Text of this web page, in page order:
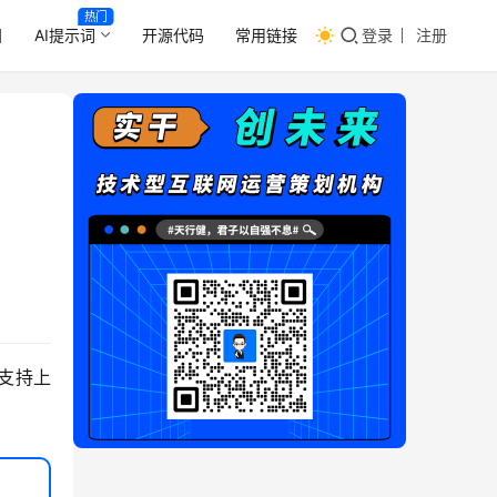
AI提示词
热门
开源代码 常用链接 登录 注册
持上